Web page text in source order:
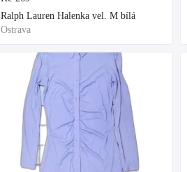
Ralph Lauren Halenka vel. M bílá
Ostrava